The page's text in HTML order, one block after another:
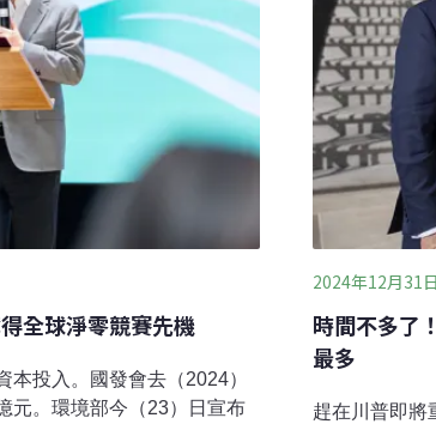
全球淨零競賽先機
投入。國發會去（2024）
元。環境部今（23）日宣布
2024年12月31日
時間不多了
最多
趕在川普即將